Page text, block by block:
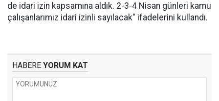
de idari izin kapsamına aldık. 2-3-4 Nisan günleri kamu
çalışanlarımız idari izinli sayılacak" ifadelerini kullandı.
HABERE YORUM KAT